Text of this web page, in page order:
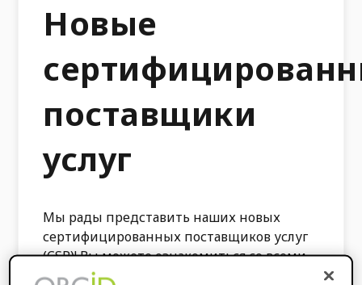
Новые
поставщики
услуг
Мы рады представить наших новых
сертифицированных поставщиков услуг
(CSP)! Вы можете ознакомиться со всеми
нашими CSP.